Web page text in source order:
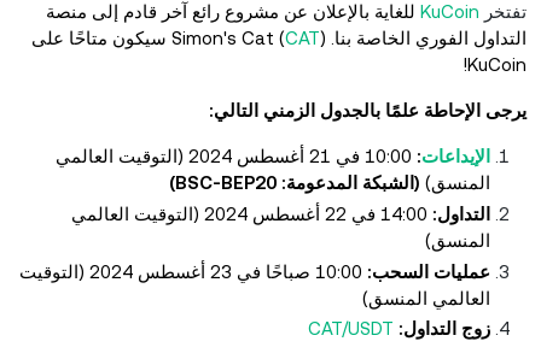
تفتخر KuCoin للغاية بالإعلان عن مشروع رائع آخر قادم إلى منصة
التداول الفوري الخاصة بنا.
Simon's Cat (CAT
) سيكون متاحًا على
KuCoin!
يرجى الإحاطة علمًا بالجدول الزمني التالي:
الإيداعات:
10:00 في 21 أغسطس 2024 (التوقيت العالمي
المنسق) (الشبكة المدعومة: BSC-BEP20)
التداول:
14:00 في 22 أغسطس 2024 (التوقيت العالمي
المنسق)
عمليات السحب:
10:00 صباحًا في 23 أغسطس 2024 (التوقيت
العالمي المنسق)
زوج التداول: CAT/USDT